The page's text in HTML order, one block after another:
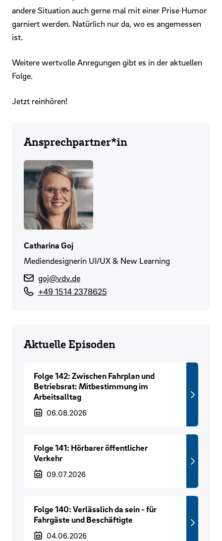
andere Situation auch gerne mal mit einer Prise Humor
garniert werden. Natürlich nur da, wo es angemessen
ist.
Weitere wertvolle Anregungen gibt es in der aktuellen
Folge.
Jetzt reinhören!
Ansprechpartner*in
Catharina Goj
Mediendesignerin UI/UX & New Learning
goj@vdv.de
+49 1514 2378625
Aktuelle Episoden
Folge 142: Zwischen Fahrplan und
Betriebsrat: Mitbestimmung im
Arbeitsalltag
Veröffentlichungsdatum
06.08.2026
Folge 141: Hörbarer öffentlicher
Verkehr
Veröffentlichungsdatum
09.07.2026
Folge 140: Verlässlich da sein - für
Fahrgäste und Beschäftigte
Veröffentlichungsdatum
04.06.2026